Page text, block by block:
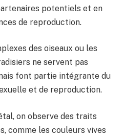
potentiels et en
de reproduction.
des oiseaux ou les
ne servent pas
font partie intégrante du
et de reproduction.
on observe des traits
comme les couleurs vives